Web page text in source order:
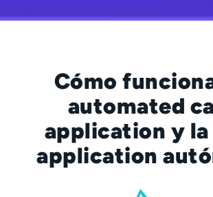
Cómo
automated
application y la
application